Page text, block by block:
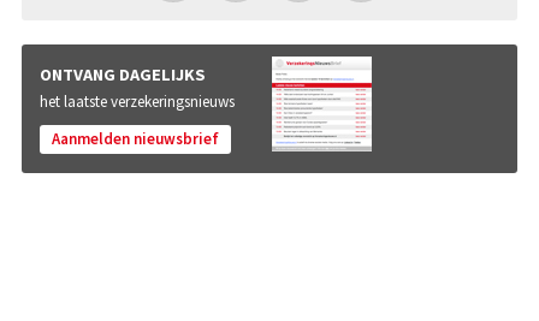
ONTVANG DAGELIJKS
het laatste verzekeringsnieuws
Aanmelden nieuwsbrief